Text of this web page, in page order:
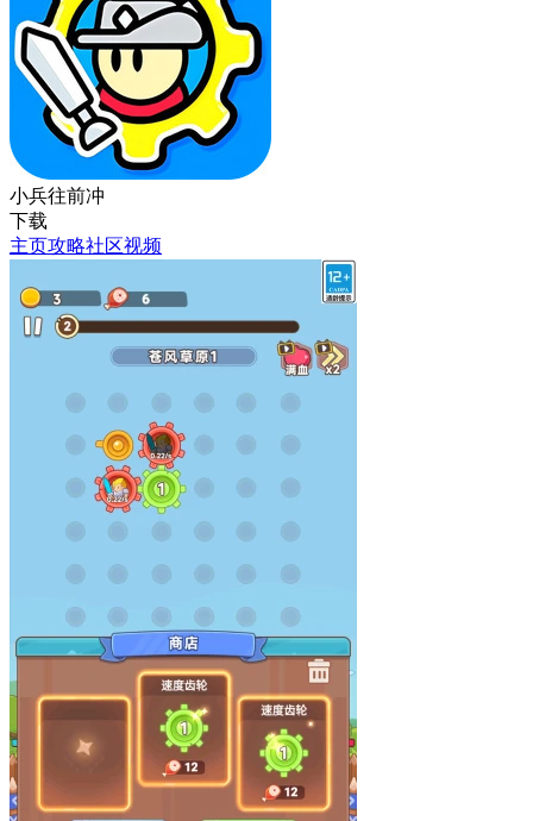
小兵往前冲
下载
主页攻略社区视频